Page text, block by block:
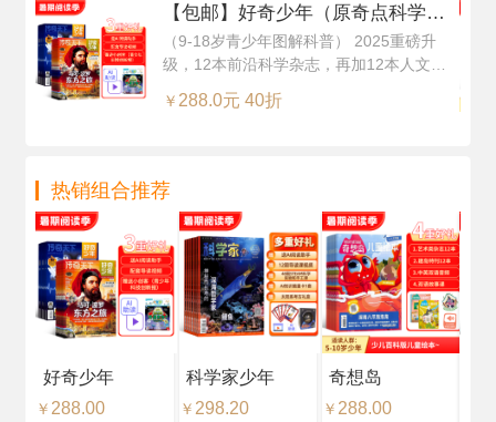
【包邮】好奇少年（原奇点科学）
（Science Illustrated 中文版）（1
年共12期24本，科学版+历史版）
+赠送AI阅读助手
（9-18岁青少年图解科普） 2025重磅升
级，12本前沿科学杂志，再加12本人文知
￥288.0元 40折
热销组合推荐
好奇少年
￥288.00
科学家少年
￥ 298.20
奇想岛
￥ 288.00